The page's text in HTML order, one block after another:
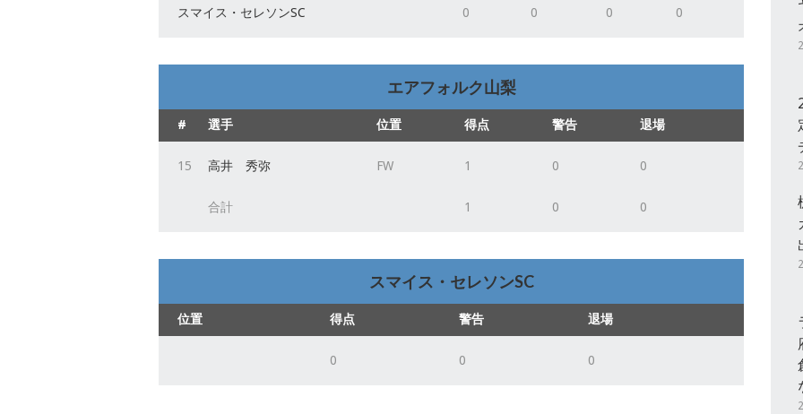
スマイス・セレソンSC 0 0 0 0
エアフォルク山梨
# 選手 位置 得点 警告 退場
15 高井 秀弥 FW 1 0 0
合計 1 0 0
スマイス・セレソンSC
位置 得点 警告 退場
0 0 0